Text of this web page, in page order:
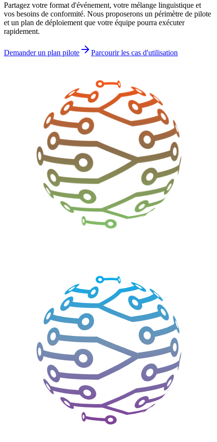
Partagez votre format d'événement, votre mélange linguistique et
vos besoins de conformité. Nous proposerons un périmètre de pilote
et un plan de déploiement que votre équipe pourra exécuter
rapidement.
Demander un plan pilote Parcourir les cas d'utilisation